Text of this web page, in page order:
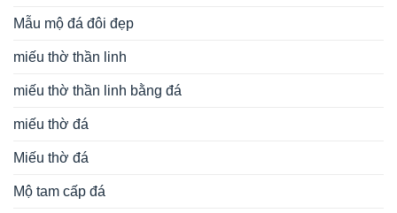
Mẫu mộ đá đôi đẹp
miếu thờ thần linh
miếu thờ thần linh bằng đá
miếu thờ đá
Miếu thờ đá
Mộ tam cấp đá